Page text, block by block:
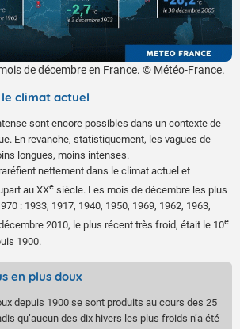
de décembre en France. © Météo-France.
climat actuel
sont encore possibles dans un contexte de
En revanche, statistiquement, les vagues de
longues, moins intenses.
nettement dans le climat actuel et
au XXe siècle. Les mois de décembre les plus
: 1933, 1917, 1940, 1950, 1969, 1962, 1963,
2010, le plus récent très froid, était le 10e
1900.
en plus doux
depuis 1900 se sont produits au cours des 25
qu’aucun des dix hivers les plus froids n’a été